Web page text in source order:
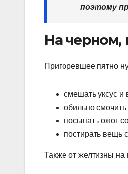
поэтому
На черном,
Пригоревшее пятно
смешать уксус и
обильно
посыпать ожог
постирать вещь
Также от желтизны